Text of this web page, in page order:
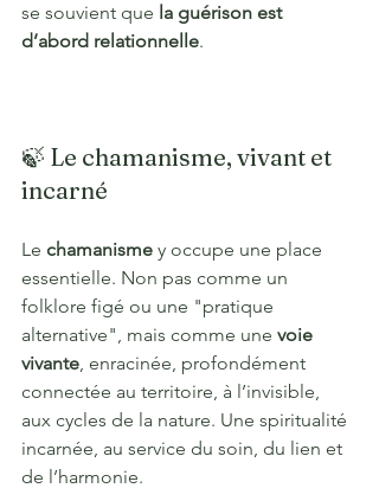
se souvient que la guérison est
d’abord relationnelle.
🍃 Le chamanisme, vivant et
incarné
Le chamanisme y occupe une place
essentielle. Non pas comme un
folklore figé ou une "pratique
alternative", mais comme une voie
vivante, enracinée, profondément
connectée au territoire, à l’invisible,
aux cycles de la nature. Une spiritualité
incarnée, au service du soin, du lien et
de l’harmonie.